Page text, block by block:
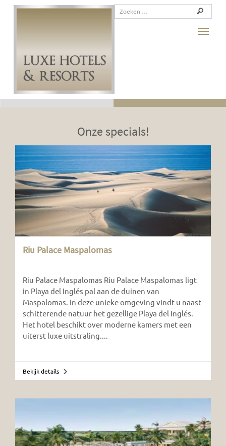
Onze specials!
Riu Palace Maspalomas
Riu Palace Maspalomas Riu Palace Maspalomas ligt
in Playa del Inglés pal aan de duinen van
Maspalomas. In deze unieke omgeving vindt u naast
schitterende natuur het gezellige Playa del Inglés.
Het hotel beschikt over moderne kamers met een
uiterst luxe uitstraling....
Bekijk details